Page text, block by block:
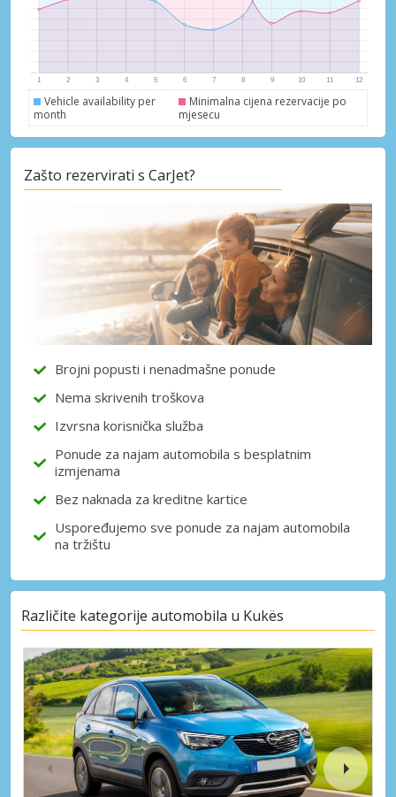
Vehicle availability per
month
Minimalna cijena rezervacije po
mjesecu
Zašto rezervirati s CarJet?
Brojni popusti i nenadmašne ponude
Nema skrivenih troškova
Izvrsna korisnička služba
Ponude za najam automobila s besplatnim
izmjenama
Bez naknada za kreditne kartice
Uspoređujemo sve ponude za najam automobila
na tržištu
Različite kategorije automobila u Kukës
Posebni popusti
Pristupite ekskluzivnim ponudama naših